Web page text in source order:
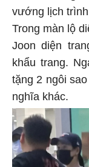
vướng lịch trình
Trong màn lộ
Joon diện
khẩu trang.
tặng 2 ngôi
nghĩa khác.